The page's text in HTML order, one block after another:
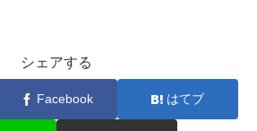
シェアする
Facebook はてブ